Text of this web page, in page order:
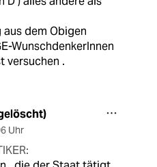
aus dem Obigen
WunschdenkerInnen
versuchen .
Uhr